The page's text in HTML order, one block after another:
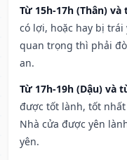
Từ 15h-17h (Thân) và
có lợi, hoặc hay bị
quan trọng thì phải
an.
Từ 17h-19h (Dậu) và
được tốt lành, tốt
Nhà cửa được yên
yên.